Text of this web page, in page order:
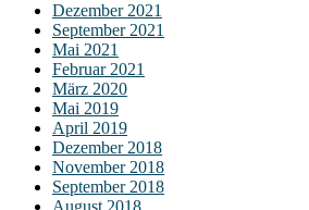
Dezember 2021
September 2021
Mai 2021
Februar 2021
März 2020
Mai 2019
April 2019
Dezember 2018
November 2018
September 2018